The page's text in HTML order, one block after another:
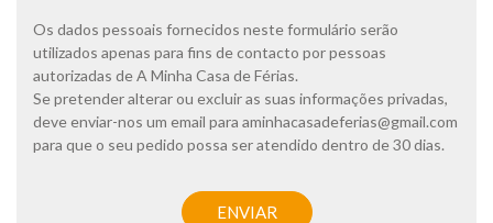
t
c
a
d
e
p
Os dados pessoais fornecidos neste formulário serão
utilizados apenas para fins de contacto por pessoas
autorizadas de A Minha Casa de Férias.
Se pretender alterar ou excluir as suas informações privadas,
deve enviar-nos um email para aminhacasadeferias@gmail.com
para que o seu pedido possa ser atendido dentro de 30 dias.
ENVIAR